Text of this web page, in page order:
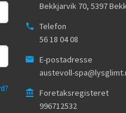
Bekkjarvik 70, 5397
Telefon
56 18 04 08
E-postadresse
austevoll-
Foretaksregisteret
996712532